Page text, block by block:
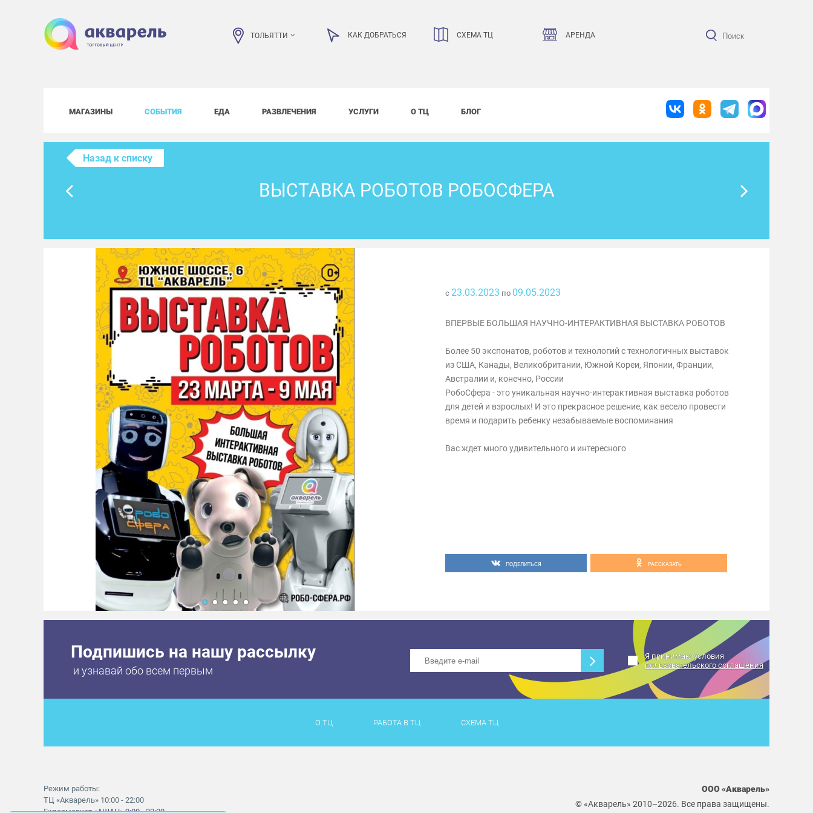
ТОЛЬЯТТИ КАК ДОБРАТЬСЯ СХЕМА ТЦ АРЕНДА
МАГАЗИНЫ СОБЫТИЯ ЕДА РАЗВЛЕЧЕНИЯ УСЛУГИ О ТЦ БЛОГ
Назад к списку
ВЫСТАВКА РОБОТОВ РОБОСФЕРА
с 23.03.2023 по 09.05.2023
ВПЕРВЫЕ БОЛЬШАЯ НАУЧНО-ИНТЕРАКТИВНАЯ ВЫСТАВКА РОБОТОВ
Более 50 экспонатов, роботов и технологий с технологичных выставок
из США, Канады, Великобритании, Южной Кореи, Японии, Франции,
Австралии и, конечно, России
РобоСфера - это уникальная научно-интерактивная выставка роботов
для детей и взрослых! И это прекрасное решение, как весело провести
время и подарить ребенку незабываемые воспоминания
Вас ждет много удивительного и интересного
ПОДЕЛИТЬСЯ РАССКАЗАТЬ
Подпишись на нашу рассылку
и узнавай обо всем первым
Я принимаю условия
пользовательского соглашения
О ТЦ РАБОТА В ТЦ СХЕМА ТЦ
Режим работы:
ТЦ «Акварель» 10:00 - 22:00
ООО «Акварель»
© «Акварель» 2010–2026. Все права защищены.